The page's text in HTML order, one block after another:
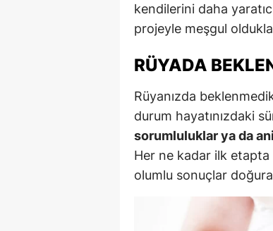
kendilerini daha
projeyle meşgul
RÜYADA
Rüyanızda
durum hayatınızdaki
sorumluluklar ya da
Her ne kadar ilk
olumlu sonuçlar